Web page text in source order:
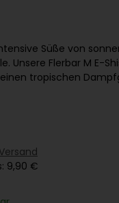
Süße von
Unsere Flerbar M E-
tropischen
Versand
: 9,90 €